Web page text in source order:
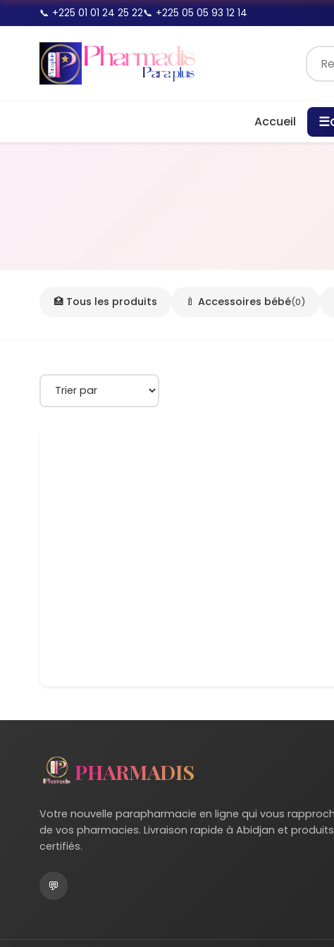
📞 +225 01 01 24 25 22📞 +225 05 05 93 12 14
Accueil ☰
🏥 Tous les produits 🍼 Accessoires bébé(0)
PHARMADIS
Votre nouvelle parapharmacie en ligne qui vous
de vos pharmacies. Livraison rapide à Abidjan et produits
certifiés.
💬